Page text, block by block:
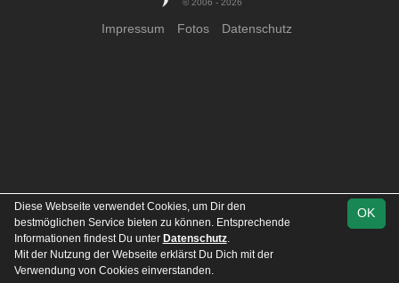
Team Spielplan
© 2006 - 2026
Impressum Fotos Datenschutz
OK
Diese Webseite verwendet Cookies, um Dir den
bestmöglichen Service bieten zu können. Entsprechende
Informationen findest Du unter Datenschutz.
Mit der Nutzung der Webseite erklärst Du Dich mit der
Verwendung von Cookies einverstanden.